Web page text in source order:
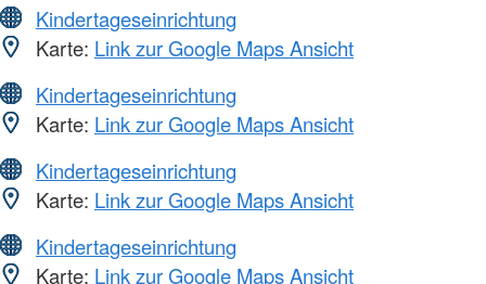
Kindertageseinrichtung
Karte: Link zur Google Maps Ansicht
Kindertageseinrichtung
Karte: Link zur Google Maps Ansicht
Kindertageseinrichtung
Karte: Link zur Google Maps Ansicht
Kindertageseinrichtung
Karte: Link zur Google Maps Ansicht